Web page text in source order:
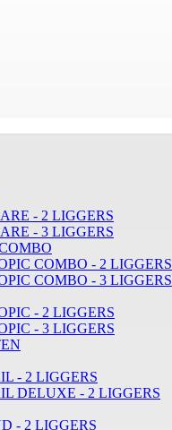
- 2 LIGGERS
- 3 LIGGERS
COMBO - 2 LIGGERS
COMBO - 3 LIGGERS
- 2 LIGGERS
- 3 LIGGERS
- 2 LIGGERS
DELUXE - 2 LIGGERS
- 2 LIGGERS